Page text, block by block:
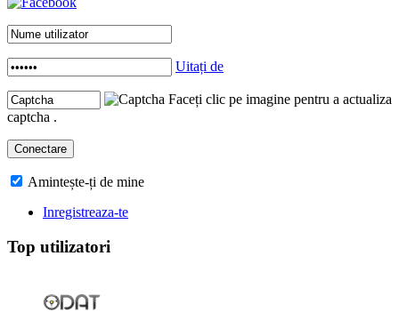
Uitați de
Faceți clic pe imagine pentru a actualiza
captcha .
Amintește-ți de mine
Inregistreaza-te
Top utilizatori